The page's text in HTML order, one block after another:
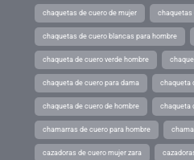
chaquetas de cuero de mujer chaquetas
chaquetas de cuero blancas para hombre
chaqueta de cuero verde hombre
chaqueta de cuero para dama chaqueta
chaqueta de cuero de hombre chaqueta
chamarras de cuero para hombre
cazadoras de cuero mujer zara